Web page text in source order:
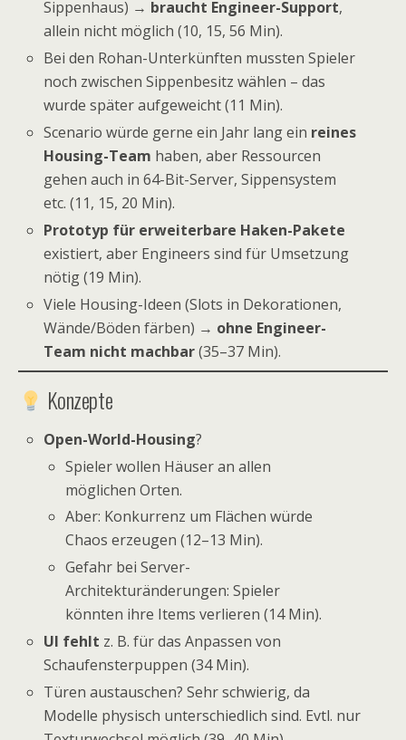
Sippenhaus) → braucht Engineer-Support,
allein nicht möglich (10, 15, 56 Min).
Bei den Rohan-Unterkünften mussten Spieler
noch zwischen Sippenbesitz wählen – das
wurde später aufgeweicht (11 Min).
Scenario würde gerne ein Jahr lang ein reines
Housing-Team haben, aber Ressourcen
gehen auch in 64-Bit-Server, Sippensystem
etc. (11, 15, 20 Min).
Prototyp für erweiterbare Haken-Pakete
existiert, aber Engineers sind für Umsetzung
nötig (19 Min).
Viele Housing-Ideen (Slots in Dekorationen,
Wände/Böden färben) → ohne Engineer-
Team nicht machbar(35–37 Min).
Konzepte
Open-World-Housing?
Spieler wollen Häuser an allen
möglichen Orten.
Aber: Konkurrenz um Flächen würde
Chaos erzeugen (12–13 Min).
Gefahr bei Server-
Architekturänderungen: Spieler
könnten ihre Items verlieren (14 Min).
UI fehlt z. B. für das Anpassen von
Schaufensterpuppen (34 Min).
Türen austauschen? Sehr schwierig, da
Modelle physisch unterschiedlich sind. Evtl. nur